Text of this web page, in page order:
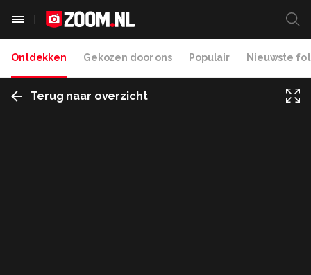
Ontdekken Gekozen door ons Populair Nieuwste
Terug naar overzicht